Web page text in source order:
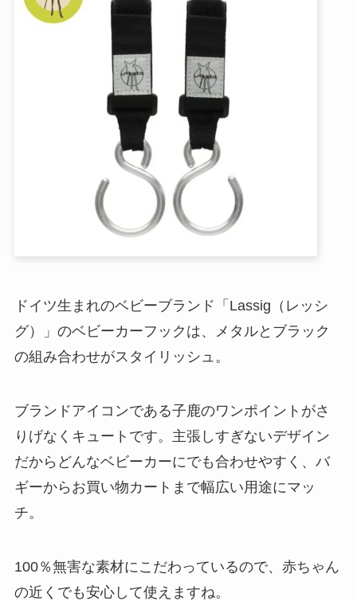
ドイツ生まれのベビーブランド「Lassig（レッシ
グ）」のベビーカーフックは、メタルとブラック
の組み合わせがスタイリッシュ。
ブランドアイコンである子鹿のワンポイントがさ
りげなくキュートです。主張しすぎないデザイン
だからどんなベビーカーにでも合わせやすく、バ
ギーからお買い物カートまで幅広い用途にマッ
チ。
100％無害な素材にこだわっているので、赤ちゃん
の近くでも安心して使えますね。